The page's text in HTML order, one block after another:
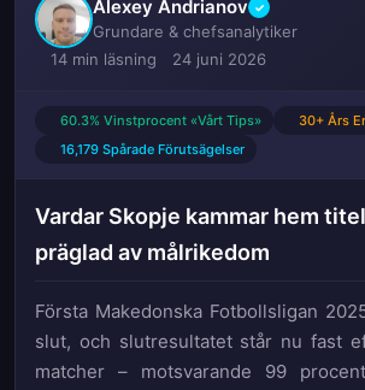
Alexey Andrianov ✓
Grundare & chefsanalytiker
14 min läsning
24 juni 2026
60.3% Vinstprocent «Vårt Tips»
30+ Års
16,179 Spårade Förutsägelser
Vardar Skopje kammar hem
präglad av målrikedom
Första Makedonska Fotbollsligan
slut, och slutresultatet står nu fast
matcher – motsvarande 99